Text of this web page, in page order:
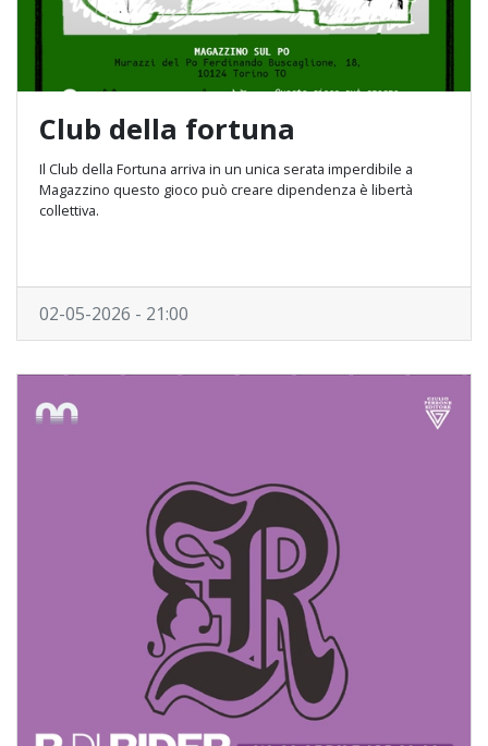
Club della fortuna
Il Club della Fortuna arriva in un unica serata imperdibile a
Magazzino questo gioco può creare dipendenza è libertà
collettiva.
02-05-2026 - 21:00